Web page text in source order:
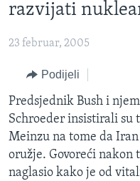
na
glavnu
pretragu
FOTOGRAFIJE DANA
VIJESTI
SJEDINJENE AMERIČKE
BOSNA I HERCEGOVINA
NAUKA I TEHNOLOGIJA
SPECIJALNI PROJEKTI
KORUPCIJA
SLOBODA MEDIJA
ŽENSKA STRANA
razvijati
23 februar, 2005
Podijeli
Predsjednik Bush i
Schroeder insistirali su
Meinzu na tome da
oružje. Govoreći nakon
naglasio kako je od